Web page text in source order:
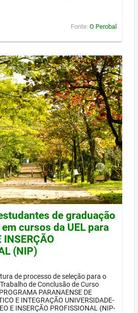
Fonte: O Perobal
de graduação
cursos da UEL para
INSERÇÃO
(NIP)
de processo de seleção para o
de Conclusão de Curso
PARANAENSE DE
E INTEGRAÇÃO UNIVERSIDADE-
E INSERÇÃO PROFISSIONAL (NIP-